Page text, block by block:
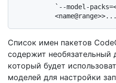
Список имен пакетов
содержит необязательный
который будет
моделей для настройки